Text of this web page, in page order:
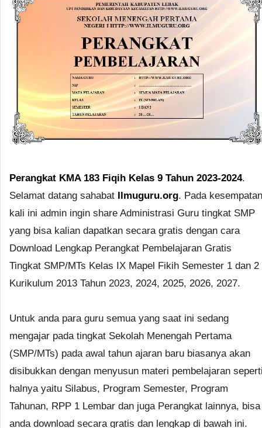
Perangkat KMA 183 Fiqih Kelas 9 Tahun 2023-2024.
Selamat datang sahabat
Ilmuguru.org. Pada kesempatan
kali ini admin ingin share Administrasi Guru tingkat SMP
yang bisa kalian dapatkan secara gratis dengan cara
Download Lengkap Perangkat Pembelajaran Gratis
Tingkat SMP/MTs Kelas IX Mapel Fikih Semester 1 dan 2
Kurikulum 2013 Tahun 2023, 2024, 2025, 2026, 2027.
Untuk anda para guru semua yang saat ini sedang
mengajar pada tingkat Sekolah Menengah Pertama
(SMP/MTs) pada awal tahun ajaran baru biasanya akan
disibukkan dengan menyusun materi pembelajaran
halnya yaitu Silabus, Program Semester, Program
Tahunan, RPP 1 Lembar dan juga Perangkat lainnya, bisa
anda download secara gratis dan lengkap di bawah ini.